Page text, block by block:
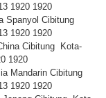
1920 1920
Spanyol Cibitung
1920 1920
Cibitung Kota-
1920
Mandarin Cibitung
1920 1920